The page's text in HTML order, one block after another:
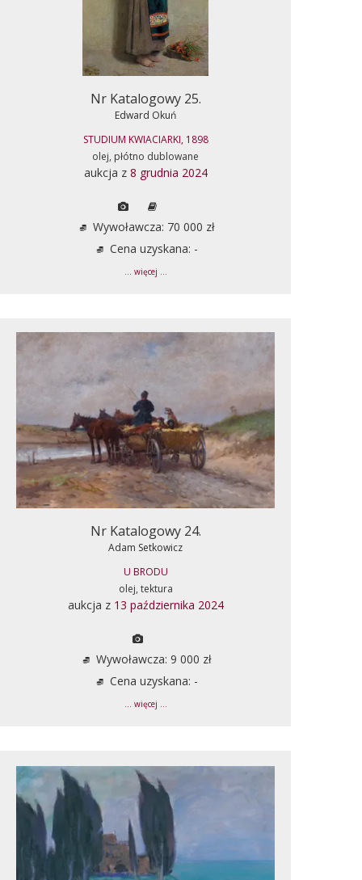
Nr Katalogowy 25.
Edward Okuń
STUDIUM KWIACIARKI, 1898
olej, płótno dublowane
aukcja z 8 grudnia 2024
Wywoławcza: 70 000 zł
Cena uzyskana: -
... więcej ...
Nr Katalogowy 24.
Adam Setkowicz
U BRODU
olej, tektura
aukcja z 13 października 2024
Wywoławcza: 9 000 zł
Cena uzyskana: -
... więcej ...